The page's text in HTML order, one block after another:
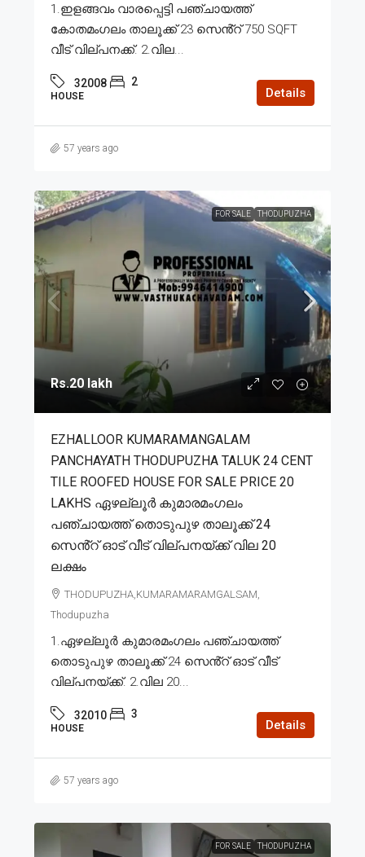
1.ഇളങ്ങവം വാരപ്പെട്ടി പഞ്ചായത്ത്
കോതമംഗലം താലൂക്ക് 23 സെൻ്റ് 750 SQFT
വീട് വില്പനക്ക്. 2.വില...
32008 2
HOUSE Details
57 years ago
FOR SALE THODUPUZHA
Rs.20 lakh
EZHALLOOR KUMARAMANGALAM
PANCHAYATH THODUPUZHA TALUK 24 CENT
TILE ROOFED HOUSE FOR SALE PRICE 20
LAKHS ഏഴല്ലൂർ കുമാരമംഗലം
പഞ്ചായത്ത് തൊടുപുഴ താലൂക്ക് 24
സെൻ്റ് ഓട് വീട് വില്പനയ്ക്ക് വില 20
ലക്ഷം
THODUPUZHA,KUMARAMARAMGALSAM,
Thodupuzha
1.ഏഴല്ലൂർ കുമാരമംഗലം പഞ്ചായത്ത്
തൊടുപുഴ താലൂക്ക് 24 സെൻ്റ് ഓട് വീട്
വില്പനയ്ക്ക്. 2.വില 20...
32010 3
HOUSE Details
57 years ago
FOR SALE THODUPUZHA